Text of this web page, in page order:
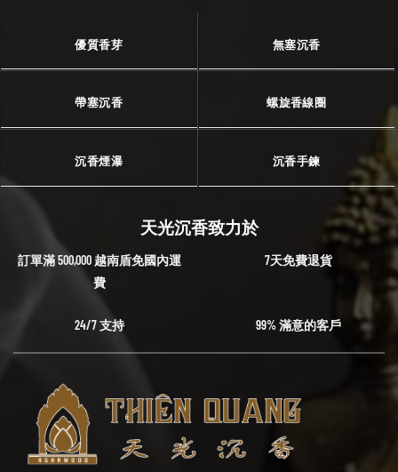
優質香芽 無塞沉香
帶塞沉香 螺旋香線圈
沉香煙瀑 沉香手鍊
天光沉香致力於
訂單滿 500,000 越南盾免國內運
費
7天免費退貨
24/7 支持 99% 滿意的客戶